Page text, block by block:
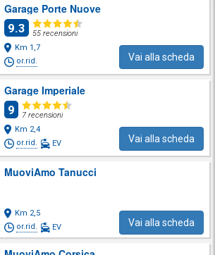
Garage Porte Nuove
9.3
55 recensioni
Km 1,7
or.rid.
Vai alla scheda
Garage Imperiale
9
7 recensioni
Km 2,4
or.rid.
EV Vai alla scheda
MuoviAmo Tanucci
Km 2,5
or.rid.
EV Vai alla scheda